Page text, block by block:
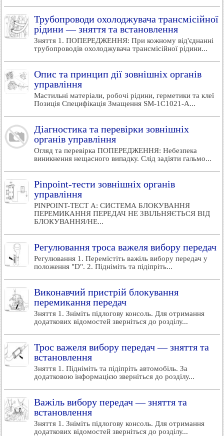
Трубопроводи охолоджувача трансмісійної
рідини — зняття та встановлення
Зняття 1. ПОПЕРЕДЖЕННЯ: При кожному від'єднанні
трубопроводів охолоджувача трансмісійної рідини...
Опис та принцип дії зовнішніх органів
управління
Мастильні матеріали, робочі рідини, герметики та клеї
Позиція Специфікація Змащення SM-1C1021-A...
Діагностика та перевірки зовнішніх
органів управління
Огляд та перевірка ПОПЕРЕДЖЕННЯ: Небезпека
виникнення нещасного випадку. Слід задіяти гальмо...
Pinpoint-тести зовнішніх органів
управління
PINPOINT-ТЕСТ A: СИСТЕМА БЛОКУВАННЯ
ПЕРЕМИКАННЯ ПЕРЕДАЧ НЕ ЗВІЛЬНЯЄТЬСЯ ВІД
БЛОКУВАННЯ/НЕ...
Регулювання троса важеля вибору передач
Регулювання 1. Перемістіть важіль вибору передач у
положення "D". 2. Підніміть та підіпріть...
Виконавчий пристрій блокування
перемикання передач
Зняття 1. Зніміть підлогову консоль. Для отримання
додаткових відомостей зверніться до розділу...
Трос важеля вибору передач — зняття та
встановлення
Зняття 1. Підніміть та підіпріть автомобіль. За
додатковою інформацією зверніться до розділу...
Важіль вибору передач — зняття та
встановлення
Зняття 1. Зніміть підлогову консоль. Для отримання
додаткових відомостей зверніться до розділу...